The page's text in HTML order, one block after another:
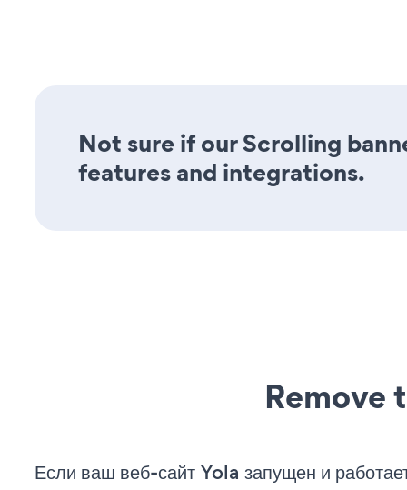
Not sure if our Scrolling
features and integrations.
Remove
Если ваш веб-сайт Yola запущен и